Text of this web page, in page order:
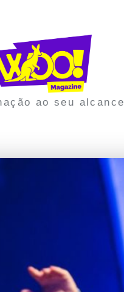
ao seu alcance